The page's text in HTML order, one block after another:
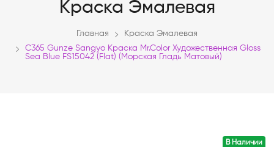
Краска Эмалевая
Главная
Краска Эмалевая
C365 Gunze Sangyo Краска Mr.Color Художественная Gloss
Sea Blue FS15042 (Flat) (морская Гладь Матовый)
В Наличии